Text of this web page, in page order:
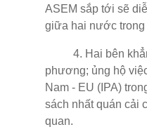
ASEM sắp tới sẽ
giữa hai nước trong
4. Hai bên khẳng
phương; ủng hộ
Nam - EU (IPA)
sách nhất quán cải
quan.